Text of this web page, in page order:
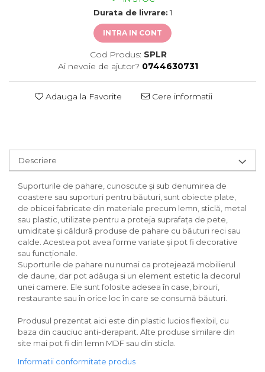
Durata de livrare: 1
INTRA IN CONT
Cod Produs: SPLR
Ai nevoie de ajutor? 0744630731
Adauga la Favorite Cere informatii
Descriere
Suporturile de pahare, cunoscute și sub denumirea de
coastere sau suporturi pentru băuturi, sunt obiecte plate,
de obicei fabricate din materiale precum lemn, sticlă, metal
sau plastic, utilizate pentru a proteja suprafața de pete,
umiditate și căldură produse de pahare cu băuturi reci sau
calde. Acestea pot avea forme variate și pot fi decorative
sau funcționale.
Suporturile de pahare nu numai ca protejează mobilierul
de daune, dar pot adăuga si un element estetic la decorul
unei camere. Ele sunt folosite adesea în case, birouri,
restaurante sau în orice loc în care se consumă băuturi.
Produsul prezentat aici este din plastic lucios flexibil, cu
baza din cauciuc anti-derapant. Alte produse similare din
site mai pot fi din lemn MDF sau din sticla.
Informatii conformitate produs